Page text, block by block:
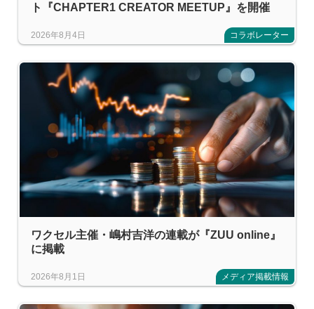
ト『CHAPTER1 CREATOR MEETUP』を開催
2026年8月4日 コラボレーター
ワクセル主催・嶋村吉洋の連載が『ZUU online』
に掲載
2026年8月1日 メディア掲載情報